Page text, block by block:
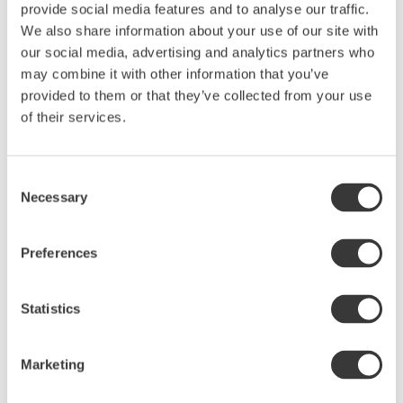
provide social media features and to analyse our traffic.
We also share information about your use of our site with
our social media, advertising and analytics partners who
may combine it with other information that you’ve
provided to them or that they’ve collected from your use
of their services.
Selection
Necessary
Preferences
Statistics
Marketing
ger lite extra glöd. Servera på vår vackra tallrik
Amuse Bouche och njut.